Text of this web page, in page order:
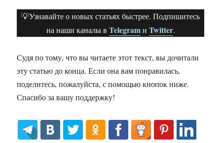
💡Узнавайте о новых статьях быстрее. Подпишитесь
на наши каналы в Telegramи Twitter.
Судя по тому, что вы читаете этот текст, вы дочитали
эту статью до конца. Если она вам понравилась,
поделитесь, пожалуйста, с помощью кнопок ниже.
Спасибо за вашу поддержку!